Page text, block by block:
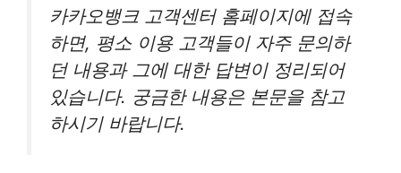
카카오뱅크 고객센터 홈페이지에 접속
하면, 평소 이용 고객들이 자주 문의하
던 내용과 그에 대한 답변이 정리되어
있습니다. 궁금한 내용은 본문을 참고
하시기 바랍니다.